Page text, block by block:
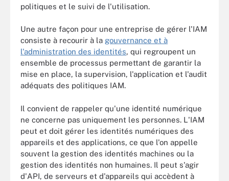
politiques et le suivi de l'utilisation.
Une autre façon pour une entreprise de gérer l'IAM
consiste à recourir à la gouvernance et à
l'administration des identités, qui regroupent un
ensemble de processus permettant de garantir la
mise en place, la supervision, l'application et l'audit
adéquats des politiques IAM.
Il convient de rappeler qu'une identité numérique
ne concerne pas uniquement les personnes. L'IAM
peut et doit gérer les identités numériques des
appareils et des applications, ce que l'on appelle
souvent la gestion des identités machines ou la
gestion des identités non humaines. Il peut s'agir
d'API, de serveurs et d'appareils qui accèdent à